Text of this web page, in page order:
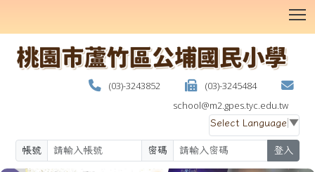
(03)-3243852
(03)-3245484
school@m2.gpes.tyc.edu.tw
Select Language ▼
帳號 密碼 登入